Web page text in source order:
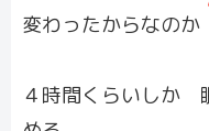
変わったからなのか
４時間くらいしか